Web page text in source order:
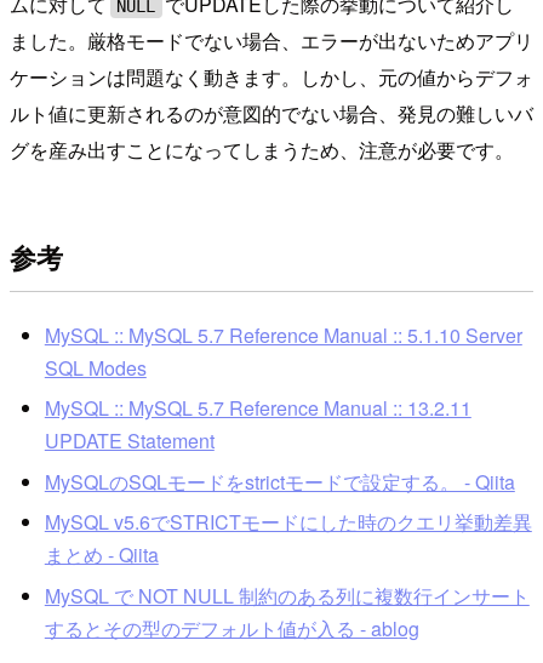
NULL
ました。厳格モードでない場合、エラーが出ないためアプリ
ケーションは問題なく動きます。しかし、元の値からデフォ
ルト値に更新されるのが意図的でない場合、発見の難しいバ
グを産み出すことになってしまうため、注意が必要です。
参考
MySQL :: MySQL 5.7 Reference Manual :: 5.1.10 Server
SQL Modes
MySQL :: MySQL 5.7 Reference Manual :: 13.2.11
UPDATE Statement
MySQLのSQLモードをstrictモードで設定する。 - Qiita
MySQL v5.6でSTRICTモードにした時のクエリ挙動差異
まとめ - Qiita
MySQL で NOT NULL 制約のある列に複数行インサート
するとその型のデフォルト値が入る - ablog